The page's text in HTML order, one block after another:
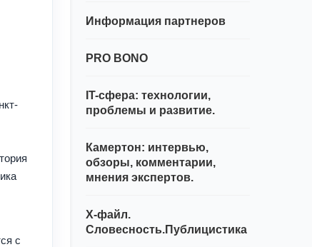
с
Информация партнеров
PRO BONO
IT-сфера: технологии,
проблемы и развитие.
Камертон: интервью,
обзоры, комментарии,
мнения экспертов.
Х-файл.
Словесность.Публицистика